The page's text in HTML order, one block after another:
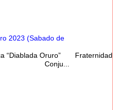
2023 (Sabado de
“Diablada Oruro” Fraternidad
Conju...